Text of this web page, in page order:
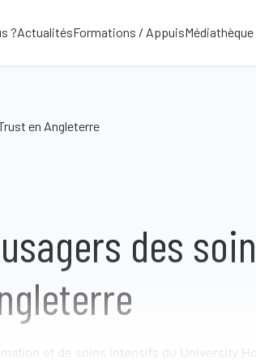
?ActualitésFormations / AppuisMédiathèque
en Angleterre
des
et de soins intensifs du University